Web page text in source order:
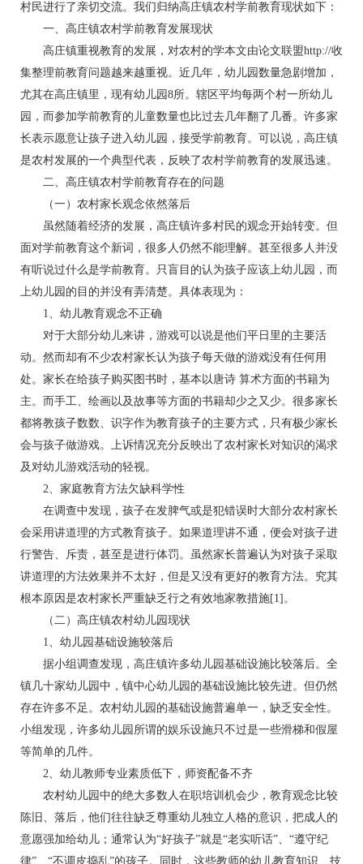
村民进行了亲切交流。我们归纳高庄镇农村学前教育现状如下：
一、高庄镇农村学前教育发展现状
高庄镇重视教育的发展，对农村的学本文由论文联盟http://收
集整理前教育问题越来越重视。近几年，幼儿园数量急剧增加，
尤其在高庄镇里，现有幼儿园8所。辖区平均每两个村一所幼儿
园，而参加学前教育的儿童数量也比过去几年翻了几番。许多家
长表示愿意让孩子进入幼儿园，接受学前教育。可以说，高庄镇
是农村发展的一个典型代表，反映了农村学前教育的发展迅速。
二、高庄镇农村学前教育存在的问题
（一）农村家长观念依然落后
虽然随着经济的发展，高庄镇许多村民的观念开始转变。但
面对学前教育这个新词，很多人仍然不能理解。甚至很多人并没
有听说过什么是学前教育。只盲目的认为孩子应该上幼儿园，而
上幼儿园的目的并没有弄清楚。具体表现为：
1、幼儿教育观念不正确
对于大部分幼儿来讲，游戏可以说是他们平日里的主要活
动。然而却有不少农村家长认为孩子每天做的游戏没有任何用
处。家长在给孩子购买图书时，基本以唐诗 算术方面的书籍为
主。而手工、绘画以及故事等方面的书籍却少之又少。很多家长
都将教孩子数数、识字作为教育孩子的主要方式，只有极少家长
会与孩子做游戏。上诉情况充分反映出了农村家长对知识的渴求
及对幼儿游戏活动的轻视。
2、家庭教育方法欠缺科学性
在调查中发现，孩子在发脾气或是犯错误时大部分农村家长
会采用讲道理的方式教育孩子。如果道理讲不通，便会对孩子进
行警告、斥责，甚至是进行体罚。虽然家长普遍认为对孩子采取
讲道理的方法效果并不太好，但是又没有更好的教育方法。究其
根本原因是农村家长严重缺乏行之有效地家教措施[1]。
（二）高庄镇农村幼儿园现状
1、幼儿园基础设施较落后
据小组调查发现，高庄镇许多幼儿园基础设施比较落后。全
镇几十家幼儿园中，镇中心幼儿园的基础设施比较先进。但仍然
存在许多不足。农村幼儿园的基础设施普遍单一，缺乏安全性。
小组发现，许多幼儿园所谓的娱乐设施只不过是一些滑梯和假屋
等简单的几件。
2、幼儿教师专业素质低下，师资配备不齐
农村幼儿园中的绝大多数人在职培训机会少，教育观念比较
陈旧、落后，他们往往缺乏尊重幼儿独立人格的意识，把成人的
意愿强加给幼儿；通常认为“好孩子”就是“老实听话”、“遵守纪
律”、“不调皮捣乱”的孩子。同时，这些教师的幼儿教育知识、技